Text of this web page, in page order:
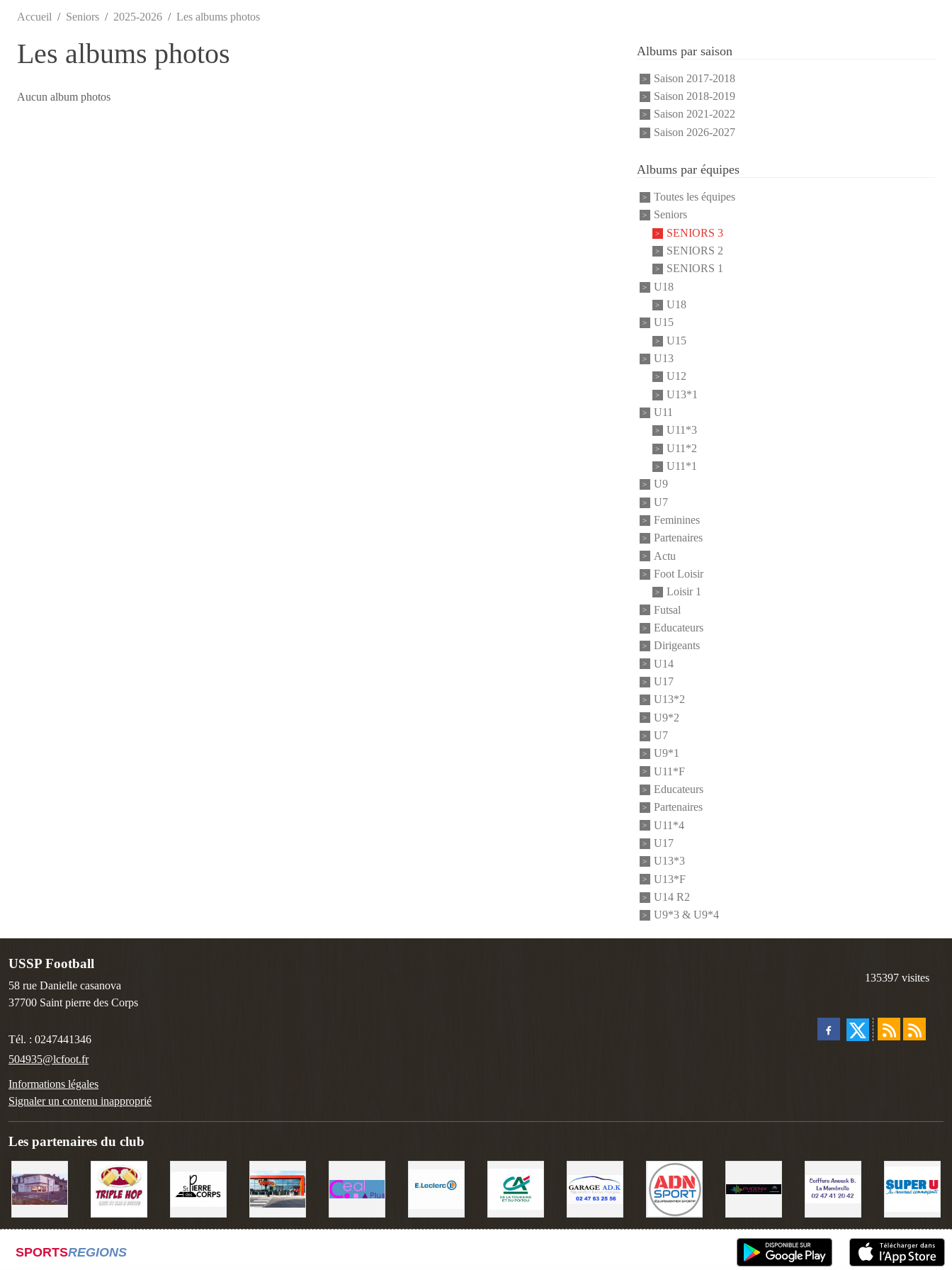
Accueil Seniors 2025-2026 Les albums photos
Les albums photos
Aucun album photos
Albums par saison
Saison 2017-2018
Saison 2018-2019
Saison 2021-2022
Saison 2026-2027
Albums par équipes
Toutes les équipes
Seniors
SENIORS 3
SENIORS 2
SENIORS 1
U18
U18
U15
U15
U13
U12
U13*1
U11
U11*3
U11*2
U11*1
U9
U7
Feminines
Partenaires
Actu
Foot Loisir
Loisir 1
Futsal
Educateurs
Dirigeants
U14
U17
U13*2
U9*2
U7
U9*1
U11*F
Educateurs
Partenaires
U11*4
U17
U13*3
U13*F
U14 R2
U9*3 & U9*4
USSP Football
58 rue Danielle casanova
37700 Saint pierre des Corps
Tél. : 0247441346
504935@lcfoot.fr
Informations légales
Signaler un contenu inapproprié
135397 visites
Les partenaires du club
SPORTSREGIONS